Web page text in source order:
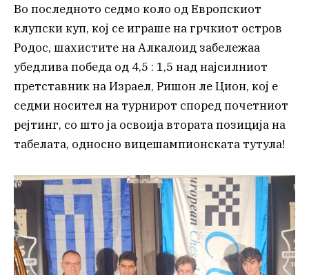
Во последното седмо коло од Европскиот
клупски куп, кој се играше на грчкиот остров
Родос, шахистите на Алкалоид забележаа
убедлива победа од 4,5 : 1,5 над најсилниот
претставник на Израел, Ришон ле Цион, кој е
седми носител на турнирот според почетниот
рејтинг, со што ја освоија втората позиција на
табелата, односно вицешампионската тутула!